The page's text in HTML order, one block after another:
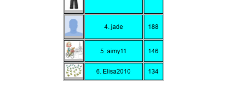
4. jade 188
5. aimy11 146
6. Elisa2010 134